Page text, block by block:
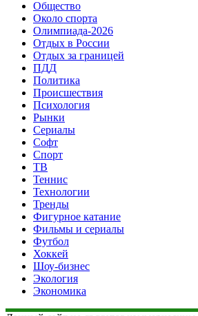
Общество
Около спорта
Олимпиада-2026
Отдых в России
Отдых за границей
ПДД
Политика
Происшествия
Психология
Рынки
Сериалы
Софт
Спорт
ТВ
Теннис
Технологии
Тренды
Фигурное катание
Фильмы и сериалы
Футбол
Хоккей
Шоу-бизнес
Экология
Экономика